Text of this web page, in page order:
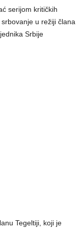
serijom kritičkih
u režiji člana
Srbije
Tegeltiji, koji je